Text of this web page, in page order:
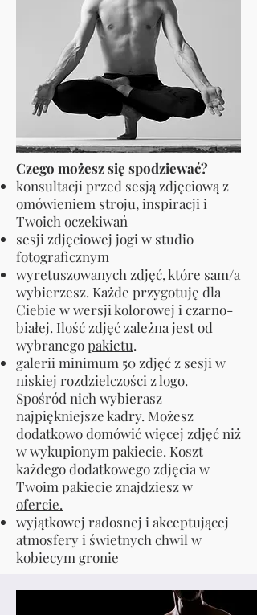
Czego możesz się spodziewać?
konsultacji przed sesją zdjęciową z
omówieniem stroju, inspiracji i
Twoich oczekiwań
sesji zdjęciowej jogi w studio
fotograficznym
wyretuszowanych zdjęć, które sam/a
wybierzesz. Każde przygotuję dla
Ciebie w wersji kolorowej i czarno-
białej. Ilość zdjęć zależna jest od
wybranegopakietu.
galerii minimum 50 zdjęć z sesji w
niskiej rozdzielczości z logo.
Spośród nich wybierasz
najpiękniejsze kadry. Możesz
dodatkowo domówić więcej zdjęć niż
w wykupionym pakiecie. Koszt
każdego dodatkowego zdjęcia w
Twoim pakiecie znajdziesz w
ofercie.
wyjątkowej radosnej i akceptującej
atmosfery i świetnych chwil w
kobiecym gronie